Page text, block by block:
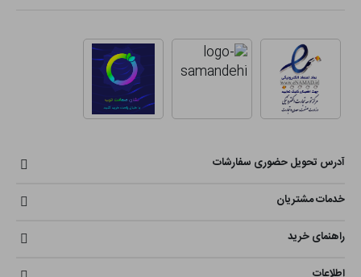
آدرس تحویل حضوری سفارشات
خدمات مشتریان
راهنمای خرید
اطلاعات